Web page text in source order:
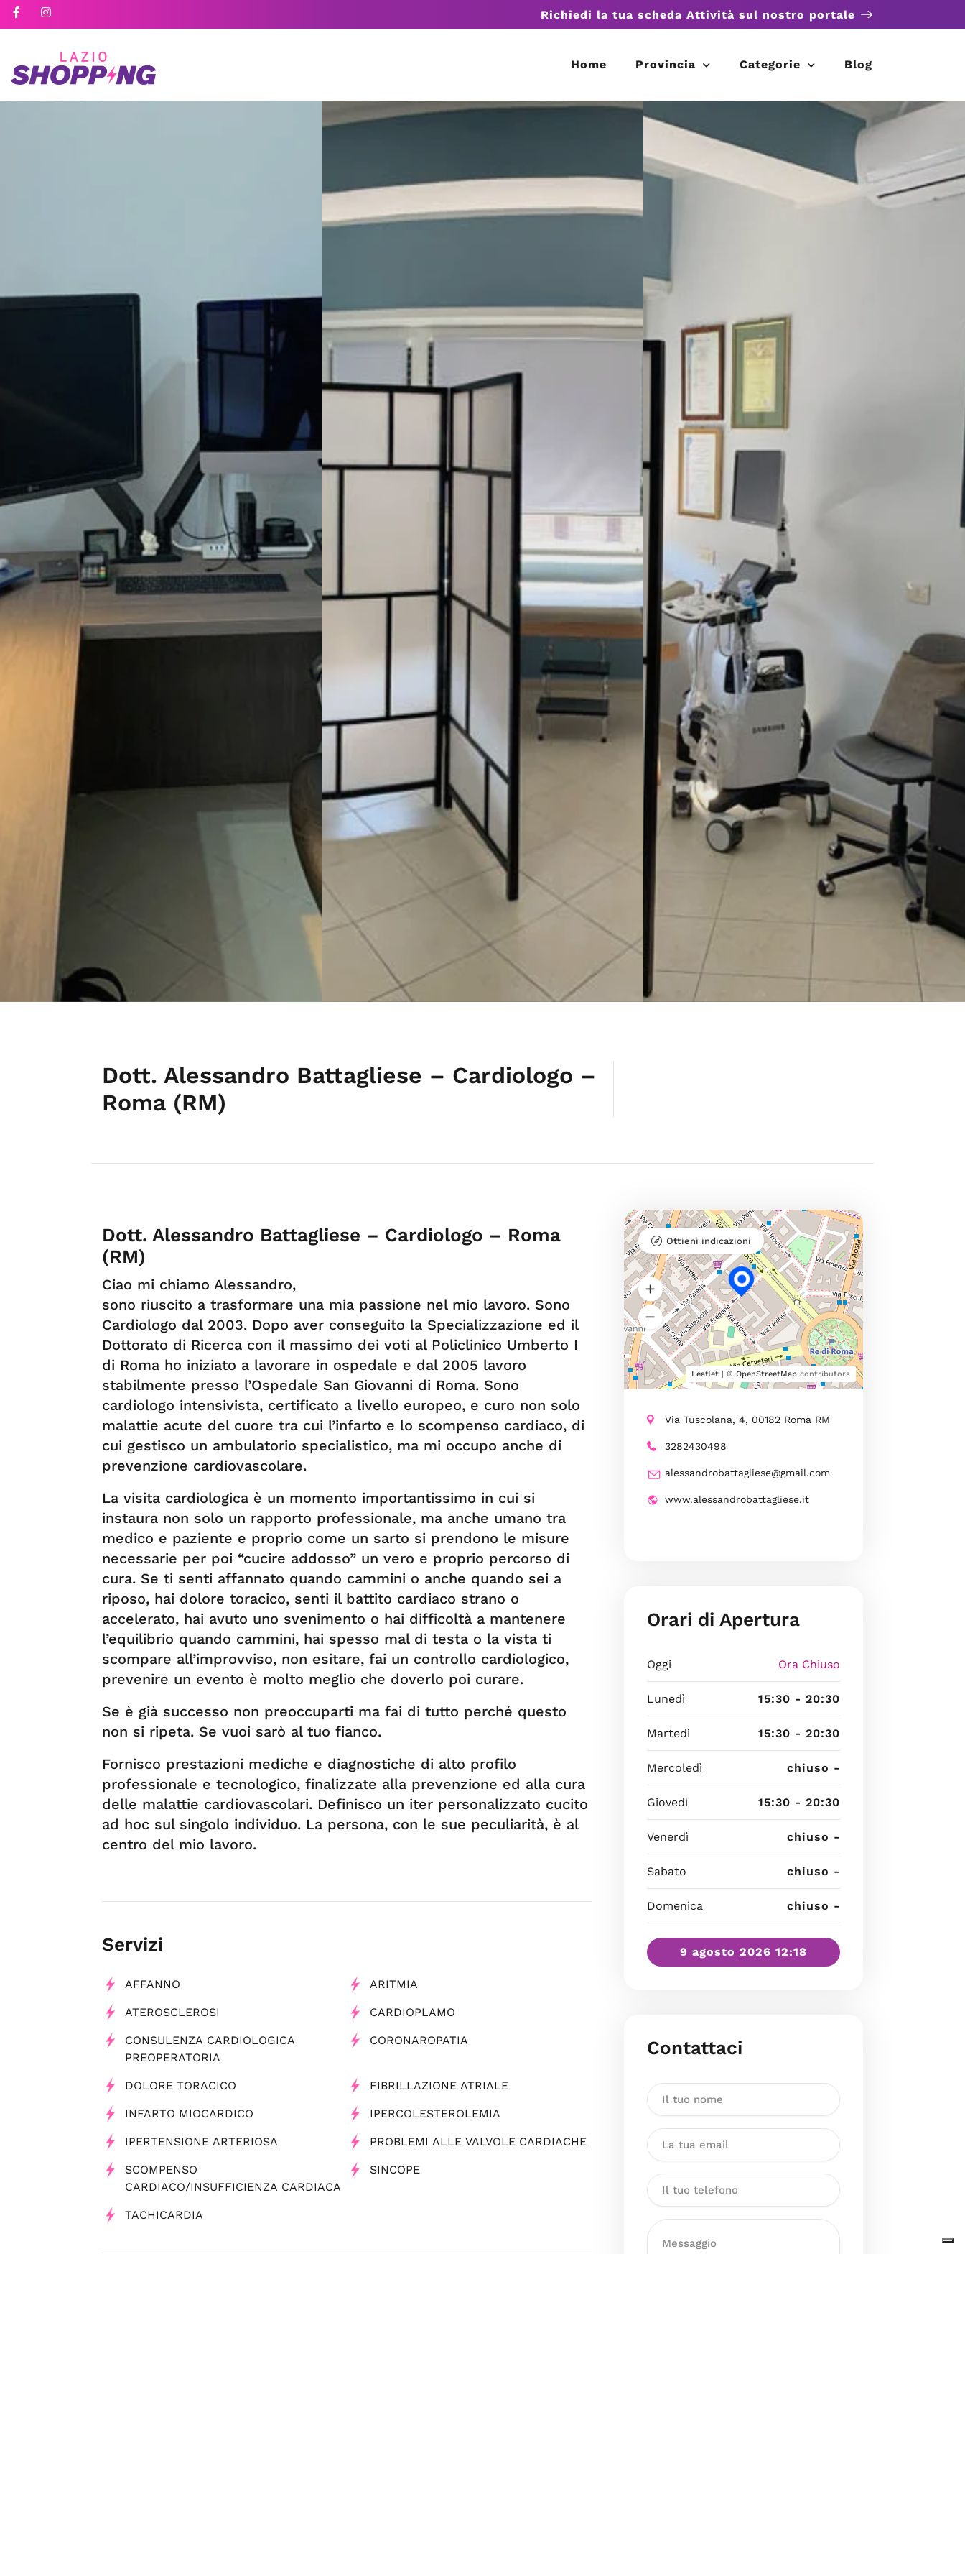
Richiedi la tua scheda Attività sul nostro portale
Home Provincia Categorie Blog
Dott. Alessandro Battagliese – Cardiologo –
Roma (RM)
Dott. Alessandro Battagliese – Cardiologo – Roma
(RM)
Ciao mi chiamo Alessandro,
sono riuscito a trasformare una mia passione nel mio lavoro. Sono
Cardiologo dal 2003. Dopo aver conseguito la Specializzazione ed il
Dottorato di Ricerca con il massimo dei voti al Policlinico Umberto I
di Roma ho iniziato a lavorare in ospedale e dal 2005 lavoro
stabilmente presso l’Ospedale San Giovanni di Roma. Sono
cardiologo intensivista, certificato a livello europeo, e curo non solo
malattie acute del cuore tra cui l’infarto e lo scompenso cardiaco, di
cui gestisco un ambulatorio specialistico, ma mi occupo anche di
prevenzione cardiovascolare.
La visita cardiologica è un momento importantissimo in cui si
instaura non solo un rapporto professionale, ma anche umano tra
medico e paziente e proprio come un sarto si prendono le misure
necessarie per poi “cucire addosso” un vero e proprio percorso di
cura. Se ti senti affannato quando cammini o anche quando sei a
riposo, hai dolore toracico, senti il battito cardiaco strano o
accelerato, hai avuto uno svenimento o hai difficoltà a mantenere
l’equilibrio quando cammini, hai spesso mal di testa o la vista ti
scompare all’improvviso, non esitare, fai un controllo cardiologico,
prevenire un evento è molto meglio che doverlo poi curare.
Se è già successo non preoccuparti ma fai di tutto perché questo
non si ripeta. Se vuoi sarò al tuo fianco.
Fornisco prestazioni mediche e diagnostiche di alto profilo
professionale e tecnologico, finalizzate alla prevenzione ed alla cura
delle malattie cardiovascolari. Definisco un iter personalizzato cucito
ad hoc sul singolo individuo. La persona, con le sue peculiarità, è al
centro del mio lavoro.
Servizi
AFFANNO ARITMIA
ATEROSCLEROSI CARDIOPLAMO
CONSULENZA CARDIOLOGICA
PREOPERATORIA
CORONAROPATIA
DOLORE TORACICO FIBRILLAZIONE ATRIALE
INFARTO MIOCARDICO IPERCOLESTEROLEMIA
IPERTENSIONE ARTERIOSA PROBLEMI ALLE VALVOLE CARDIACHE
SCOMPENSO
CARDIACO/INSUFFICIENZA CARDIACA
SINCOPE
TACHICARDIA
Leaflet| © OpenStreetMapcontributors
Ottieni indicazioni
Via Tuscolana, 4, 00182 Roma RM
3282430498
alessandrobattagliese@gmail.com
www.alessandrobattagliese.it
Orari di Apertura
Oggi Ora Chiuso
Lunedì 15:30 - 20:30
Martedì 15:30 - 20:30
Mercoledì chiuso -
Giovedì 15:30 - 20:30
Venerdì chiuso -
Sabato chiuso -
Domenica chiuso -
9 agosto 2026 12:18
Contattaci